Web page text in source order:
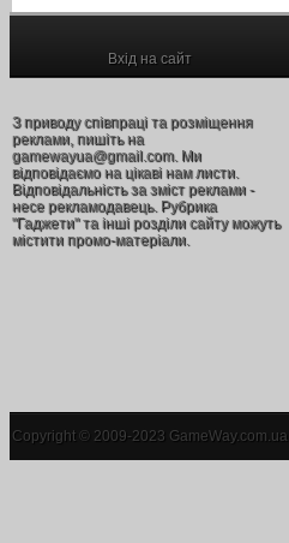
Вхід на сайт
З приводу співпраці та розміщення
реклами, пишіть на
gamewayua@gmail.com. Ми
відповідаємо на цікаві нам листи.
Відповідальність за зміст реклами -
несе рекламодавець. Рубрика
"Гаджети" та інші розділи сайту можуть
містити промо-матеріали.
Copyright © 2009-2023 GameWay.com.ua